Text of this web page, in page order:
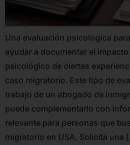
Una evaluación psicológica
ayudar a documentar el
psicológico de ciertas
caso migratorio. Este tipo de
trabajo de un abogado de
puede complementarlo con
relevante para personas que
migratorio en USA. Solicita una